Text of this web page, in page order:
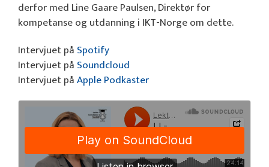
derfor med Line Gaare Paulsen, Direktør for
kompetanse og utdanning i IKT-Norge om dette.
Intervjuet på Spotify
Intervjuet på Soundcloud
Intervjuet påApple Podkaster